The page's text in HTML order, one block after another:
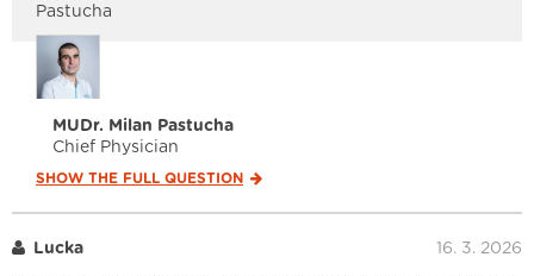
Pastucha
MUDr. Milan Pastucha
Chief Physician
SHOW THE FULL QUESTION
Lucka 16. 3. 2026